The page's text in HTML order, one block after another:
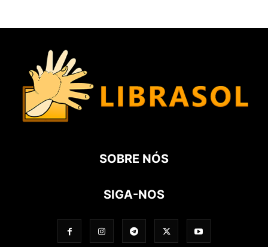
SOBRE NÓS
SIGA-NOS